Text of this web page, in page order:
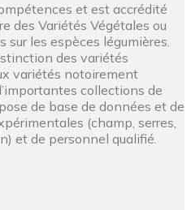
et est accrédité
des Variétés Végétales ou
sur les espèces légumières.
des variétés
variétés notoirement
collections de
de base de données et de
(champ, serres,
et de personnel qualifié.